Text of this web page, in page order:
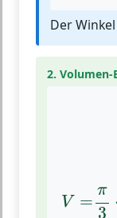
Der
2. Volumen-
V =
π
3
=π